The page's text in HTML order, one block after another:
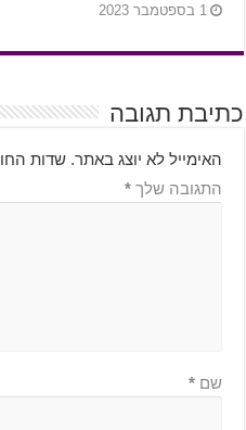
1 בספטמבר 2023
כתיבת תגובה
האימייל לא יוצג באתר. שדות
התגובה שלך *
שם *